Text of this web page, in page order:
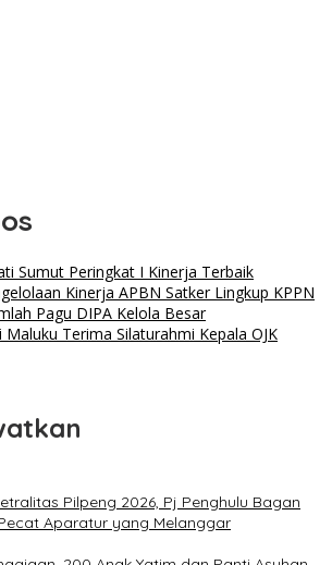
Sumut Peringkat I Kinerja Terbaik
Kinerja APBN Satker Lingkup KPPN
Pagu DIPA Kelola Besar
Maluku Terima Silaturahmi Kepala OJK
Pilpeng 2026, Pj Penghulu Bagan
Aparatur yang Melanggar